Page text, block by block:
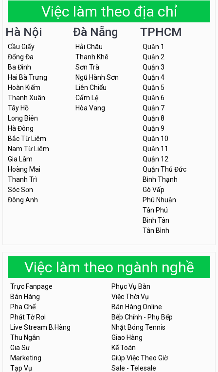
Việc làm theo địa chỉ
Hà Nội
Cầu Giấy
Đống Đa
Ba Đình
Hai Bà Trưng
Hoàn Kiếm
Thanh Xuân
Tây Hồ
Long Biên
Hà Đông
Bắc Từ Liêm
Nam Từ Liêm
Gia Lâm
Hoàng Mai
Thanh Trì
Sóc Sơn
Đông Anh
Đà Nẵng
Hải Châu
Thanh Khê
Sơn Trà
Ngũ Hành Sơn
Liên Chiểu
Cẩm Lệ
Hòa Vang
TPHCM
Quận 1
Quận 2
Quận 3
Quận 4
Quận 5
Quận 6
Quận 7
Quận 8
Quận 9
Quận 10
Quận 11
Quận 12
Quận Thủ Đức
Bình Thạnh
Gò Vấp
Phú Nhuận
Tân Phú
Bình Tân
Tân Bình
Việc làm theo ngành nghề
Trực Fanpage
Phục Vụ Bàn
Bán Hàng
Việc Thời Vụ
Pha Chế
Bán Hàng Online
Phát Tờ Rơi
Bếp Chính - Phụ Bếp
Live Stream B.Hàng
Nhặt Bóng Tennis
Thu Ngân
Giao Hàng
Gia Sư
Kế Toán
Marketing
Giúp Việc Theo Giờ
Tạp Vụ
Sale - Telesale